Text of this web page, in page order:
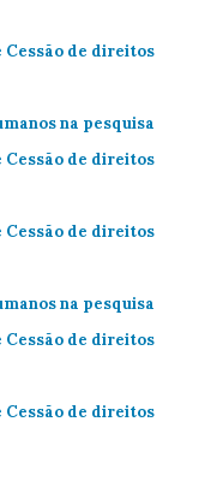
Cessão de direitos
na pesquisa
Cessão de direitos
Cessão de direitos
na pesquisa
Cessão de direitos
Cessão de direitos